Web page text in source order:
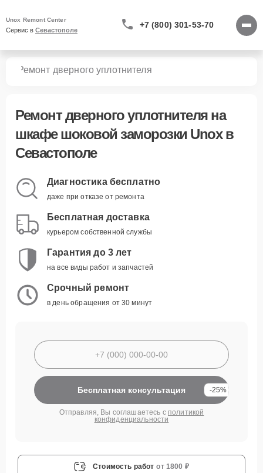
Unox Remont Center
Сервис в Севастополе
+7 (800) 301-53-70
Ремонт дверного уплотнителя
Ремонт дверного уплотнителяна
шкафе шоковой заморозки Unox в
Севастополе
Диагностика бесплатно
даже при отказе от ремонта
Бесплатная доставка
курьером собственной службы
Гарантия до 3 лет
на все виды работ и запчастей
Срочный ремонт
в день обращения от 30 минут
Бесплатная консультация -25%
Отправляя, Вы соглашаетесь с политикой
конфиденциальности
Стоимость работ от 1800 ₽